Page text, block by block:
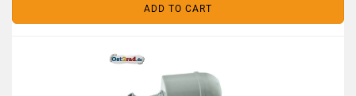
ADD TO CART